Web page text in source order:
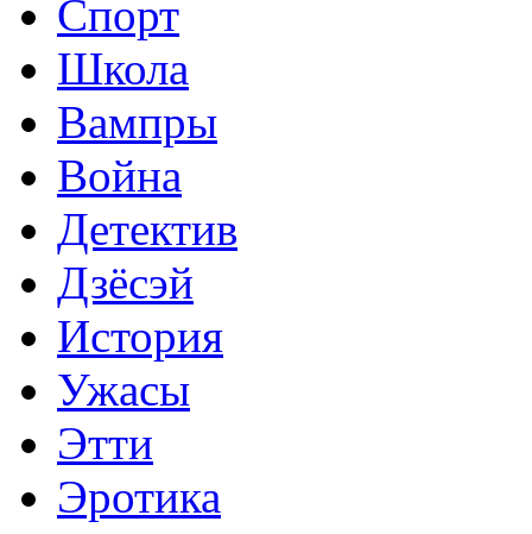
Спорт
Школа
Вампры
Война
Детектив
Дзёсэй
История
Ужасы
Этти
Эротика